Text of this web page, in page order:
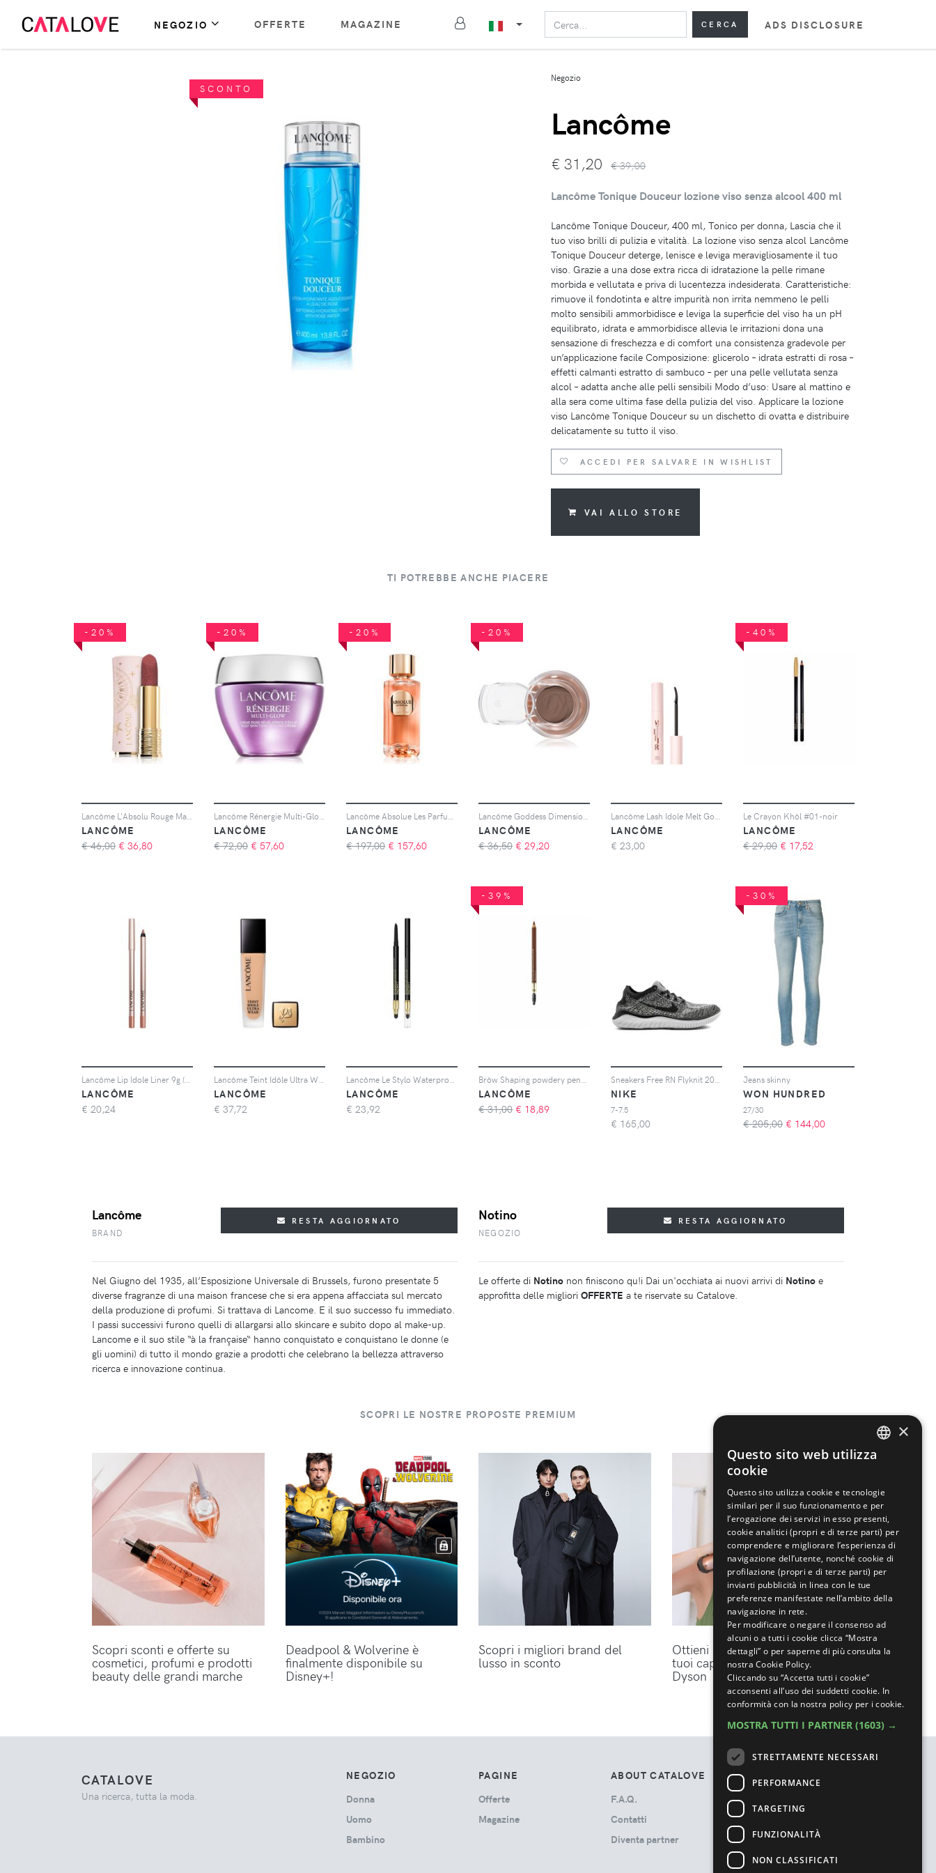
NEGOZIO OFFERTE MAGAZINE CERCA ADS DISCLOSURE
SCONTO
Negozio
Lancôme
€ 31,20 € 39,00
Lancôme Tonique Douceur lozione viso senza alcool 400 ml
Lancôme Tonique Douceur, 400 ml, Tonico per donna, Lascia che il
tuo viso brilli di pulizia e vitalità. La lozione viso senza alcol Lancôme
Tonique Douceur deterge, lenisce e leviga meravigliosamente il tuo
viso. Grazie a una dose extra ricca di idratazione la pelle rimane
morbida e vellutata e priva di lucentezza indesiderata. Caratteristiche:
rimuove il fondotinta e altre impurità non irrita nemmeno le pelli
molto sensibili ammorbidisce e leviga la superficie del viso ha un pH
equilibrato, idrata e ammorbidisce allevia le irritazioni dona una
sensazione di freschezza e di comfort una consistenza gradevole per
un’applicazione facile Composizione: glicerolo – idrata estratti di rosa –
effetti calmanti estratto di sambuco – per una pelle vellutata senza
alcol – adatta anche alle pelli sensibili Modo d’uso: Usare al mattino e
alla sera come ultima fase della pulizia del viso. Applicare la lozione
viso Lancôme Tonique Douceur su un dischetto di ovatta e distribuire
delicatamente su tutto il viso.
ACCEDI PER SALVARE IN WISHLIST
VAI ALLO STORE
TI POTREBBE ANCHE PIACERE
-20%
LANCÔME
€ 46,00 € 36,80
-20%
LANCÔME
€ 72,00 € 57,60
-20%
LANCÔME
€ 197,00 € 157,60
-20%
LANCÔME
€ 36,50 € 29,20
LANCÔME
€ 23,00
-40%
Le Crayon Khôl #01-noir
LANCÔME
€ 29,00 € 17,52
LANCÔME
€ 20,24
LANCÔME
€ 37,72
LANCÔME
€ 23,92
-39%
LANCÔME
€ 31,00 € 18,89
NIKE
7-7.5
€ 165,00
-30%
Jeans skinny
WON HUNDRED
27/30
€ 205,00 € 144,00
Lancôme
BRAND
RESTA AGGIORNATO
Nel Giugno del 1935, all’Esposizione Universale di Brussels, furono presentate 5
diverse fragranze di una maison francese che si era appena affacciata sul mercato
della produzione di profumi. Si trattava di Lancome. E il suo successo fu immediato.
I passi successivi furono quelli di allargarsi allo skincare e subito dopo al make-up.
Lancome e il suo stile “à la française“ hanno conquistato e conquistano le donne (e
gli uomini) di tutto il mondo grazie a prodotti che celebrano la bellezza attraverso
ricerca e innovazione continua.
Notino
NEGOZIO
RESTA AGGIORNATO
Le offerte di Notino non finiscono qu!i Dai un'occhiata ai nuovi arrivi di Notino e
approfitta delle migliori OFFERTE a te riservate su Catalove.
SCOPRI LE NOSTRE PROPOSTE PREMIUM
Scopri sconti e offerte su
cosmetici, profumi e prodotti
beauty delle grandi marche
Deadpool & Wolverine è
finalmente disponibile su
Disney+!
Scopri i migliori brand del
lusso in sconto
Ottieni lo styling perfetto per i
tuoi capelli con gli accessori
Dyson
CATALOVE
Una ricerca, tutta la moda.
NEGOZIO
Donna
Uomo
Bambino
PAGINE
Offerte
Magazine
ABOUT CATALOVE
F.A.Q.
Contatti
Diventa partner
TOS
Termini e Condizioni
Cookie Policy
Ads Disclosure
×
Questo sito web utilizza
cookie
Questo sito utilizza cookie e tecnologie
similari per il suo funzionamento e per
l’erogazione dei servizi in esso presenti,
cookie analitici (propri e di terze parti) per
comprendere e migliorare l’esperienza di
navigazione dell’utente, nonché cookie di
profilazione (propri e di terze parti) per
inviarti pubblicità in linea con le tue
preferenze manifestate nell’ambito della
navigazione in rete.
Per modificare o negare il consenso ad
alcuni o a tutti i cookie clicca “Mostra
dettagli” o per saperne di più consulta la
nostra Cookie Policy.
Cliccando su “Accetta tutti i cookie”
acconsenti all’uso dei suddetti cookie. In
conformità con la nostra policy per i cookie.
MOSTRA TUTTI I PARTNER (1603) →
STRETTAMENTE NECESSARI
PERFORMANCE
TARGETING
FUNZIONALITÀ
NON CLASSIFICATI